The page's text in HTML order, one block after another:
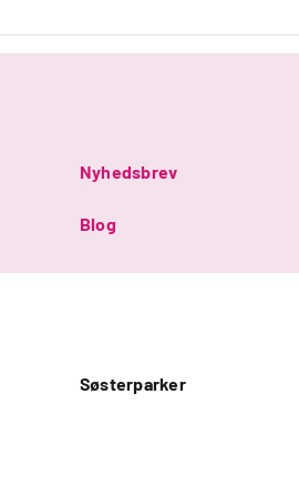
Nyhedsbrev
Blog
Søsterparker